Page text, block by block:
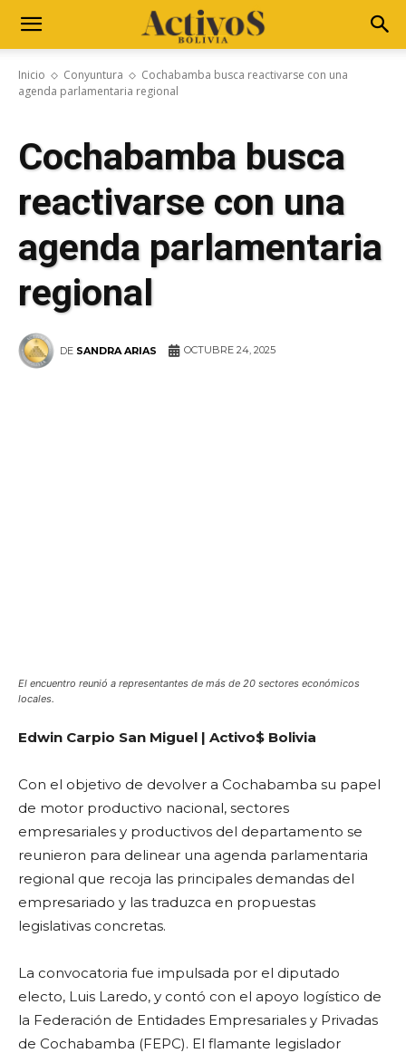
Inicio Conyuntura
Cochabamba busca reactivarse con una
agenda parlamentaria regional
Cochabamba busca
reactivarse con una
agenda parlamentaria
regional
DE SANDRA ARIAS OCTUBRE 24, 2025
El encuentro reunió a representantes de más de 20 sectores económicos
locales.
Edwin Carpio San Miguel | Activo$ Bolivia
Con el objetivo de devolver a Cochabamba su papel
de motor productivo nacional, sectores
empresariales y productivos del departamento se
reunieron para delinear una agenda parlamentaria
regional que recoja las principales demandas del
empresariado y las traduzca en propuestas
legislativas concretas.
La convocatoria fue impulsada por el diputado
electo, Luis Laredo, y contó con el apoyo logístico de
la Federación de Entidades Empresariales y Privadas
de Cochabamba (FEPC). El flamante legislador